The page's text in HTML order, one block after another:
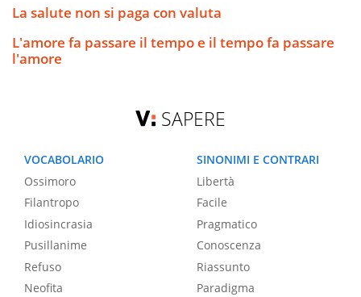
La salute non si paga con valuta
L'amore fa passare il tempo e il tempo fa passare
l'amore
SAPERE
VOCABOLARIO
Ossimoro
Filantropo
Idiosincrasia
Pusillanime
Refuso
Neofita
SINONIMI E CONTRARI
Libertà
Facile
Pragmatico
Conoscenza
Riassunto
Paradigma